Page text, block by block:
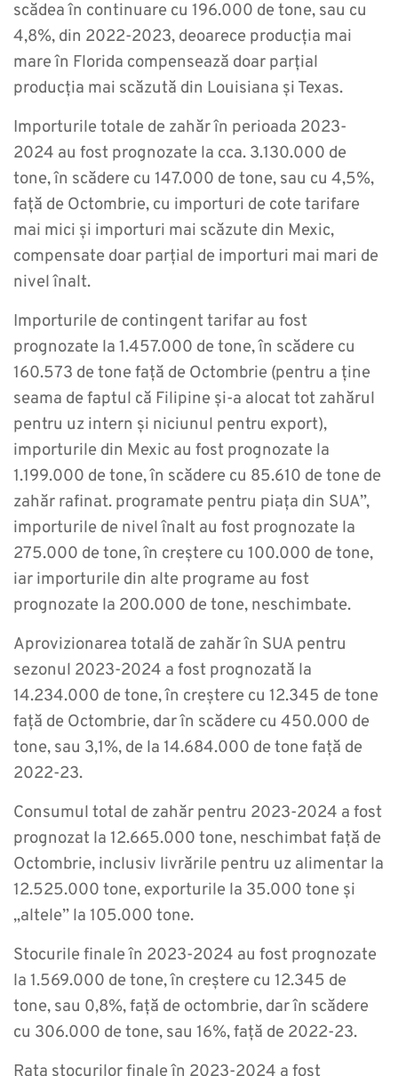
scădea în continuare cu 196.000 de tone, sau cu
4,8%, din 2022-2023, deoarece producția mai
mare în Florida compensează doar parțial
producția mai scăzută din Louisiana și Texas.
Importurile totale de zahăr în perioada 2023-
2024 au fost prognozate la cca. 3.130.000 de
tone, în scădere cu 147.000 de tone, sau cu 4,5%,
față de Octombrie, cu importuri de cote tarifare
mai mici și importuri mai scăzute din Mexic,
compensate doar parțial de importuri mai mari de
nivel înalt.
Importurile de contingent tarifar au fost
prognozate la 1.457.000 de tone, în scădere cu
160.573 de tone față de Octombrie (pentru a ține
seama de faptul că Filipine și-a alocat tot zahărul
pentru uz intern și niciunul pentru export),
importurile din Mexic au fost prognozate la
1.199.000 de tone, în scădere cu 85.610 de tone de
zahăr rafinat. programate pentru piața din SUA”,
importurile de nivel înalt au fost prognozate la
275.000 de tone, în creștere cu 100.000 de tone,
iar importurile din alte programe au fost
prognozate la 200.000 de tone, neschimbate.
Aprovizionarea totală de zahăr în SUA pentru
sezonul 2023-2024 a fost prognozată la
14.234.000 de tone, în creștere cu 12.345 de tone
față de Octombrie, dar în scădere cu 450.000 de
tone, sau 3,1%, de la 14.684.000 de tone față de
2022-23.
Consumul total de zahăr pentru 2023-2024 a fost
prognozat la 12.665.000 tone, neschimbat față de
Octombrie, inclusiv livrările pentru uz alimentar la
12.525.000 tone, exporturile la 35.000 tone și
„altele” la 105.000 tone.
Stocurile finale în 2023-2024 au fost prognozate
la 1.569.000 de tone, în creștere cu 12.345 de
tone, sau 0,8%, față de octombrie, dar în scădere
cu 306.000 de tone, sau 16%, față de 2022-23.